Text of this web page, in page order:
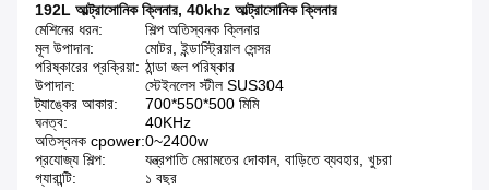
192L আল্ট্রাসোনিক ক্লিনার, 40khz আল্ট্রাসোনিক ক্লিনার
মেশিনের ধরন:
শিল্প অতিস্বনক ক্লিনার
মূল উপাদান:
মোটর, ইন্ডাস্ট্রিয়াল সেন্সর
পরিষ্কারের প্রক্রিয়া: ঠান্ডা জল পরিষ্কার
উপাদান:
স্টেইনলেস স্টীল SUS304
ট্যাঙ্কের আকার:
700*550*500 মিমি
ঘনত্ব:
40KHz
অতিস্বনক cpower:0~2400w
প্রযোজ্য শিল্প:
যন্ত্রপাতি মেরামতের দোকান, বাড়িতে ব্যবহার, খুচরা
গ্যারান্টি:
১ বছর